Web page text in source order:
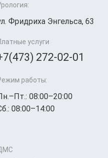
Фридриха Энгельса, 63
услуги
272-02-01
работы:
08:00–20:00
08:00–14:00